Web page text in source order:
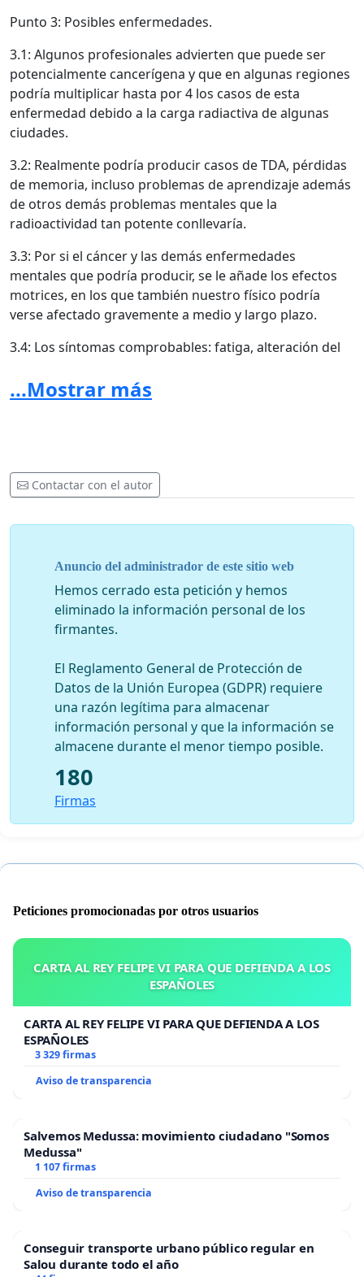
Punto 3: Posibles enfermedades.
3.1: Algunos profesionales advierten que puede ser
potencialmente cancerígena y que en algunas regiones
podría multiplicar hasta por 4 los casos de esta
enfermedad debido a la carga radiactiva de algunas
ciudades.
3.2: Realmente podría producir casos de TDA, pérdidas
de memoria, incluso problemas de aprendizaje además
de otros demás problemas mentales que la
radioactividad tan potente conllevaría.
3.3: Por si el cáncer y las demás enfermedades
mentales que podría producir, se le añade los efectos
motrices, en los que también nuestro físico podría
verse afectado gravemente a medio y largo plazo.
3.4: Los síntomas comprobables: fatiga, alteración del
plazo, confusión, cataratas, depresión y ansiedad,
acúfenos, problemas de piel y endocrinos, y
4.1: Las altas frecuencias (53-78 Ghz) causarán
fulminarlos con la alta radiación.
4.2: Ecosistema completos se verán terriblemente
afectados en algunas zonas donde la implantación de
ésta tecnología se haga en masa.
4.3: Posiblemente los residuos que genere esta
agua tipo; ríos, lagos, oceanos, manantiales, lagunas,
Punto 5: Política
5.1: No hablamos de casualidades cuando decimos que
Bruselas no me permite el 5g. El epicentro
gubernamental de Europa no lo considera bueno. ¿Por
prescinde totalmente de esa tecnología, no la ve
5.3: Lo qué si que es seguro es que más de 40
municipios y ciudades, incluso países la rechazan
Por todo esto y por muchos más motivos, pedimos a
todo ciudadano que no permita que este arma de
destrucción entre en sus vidas, porque a ésta se la
llevará. Ya salimos una vez a la calle para gritar NO AL
5G! Muchas gracias. Atte: Cuida tu Tierra.
...Mostrar más
Contactar con el autor
Anuncio del administrador de este sitio web
Hemos cerrado esta petición y hemos
eliminado la información personal de los
firmantes.
El Reglamento General de Protección de
Datos de la Unión Europea (GDPR) requiere
una razón legítima para almacenar
información personal y que la información se
almacene durante el menor tiempo posible.
180
Firmas
Peticiones promocionadas por otros usuarios
CARTA AL REY FELIPE VI PARA QUE DEFIENDA A LOS
ESPAÑOLES
CARTA AL REY FELIPE VI PARA QUE DEFIENDA A LOS
ESPAÑOLES
3 329 firmas
Aviso de transparencia
Salvemos Medussa: movimiento ciudadano "Somos
Medussa"
1 107 firmas
Aviso de transparencia
Conseguir transporte urbano público regular en
Salou durante todo el año